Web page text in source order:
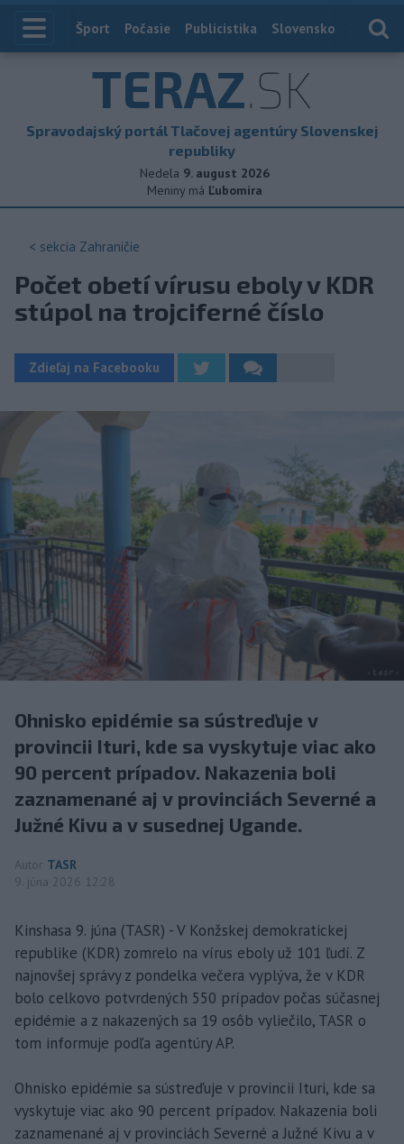
Index
Šport Počasie Publicistika Slovensko
TERAZ.SK
Spravodajský portál Tlačovej agentúry Slovenskej
republiky
Nedela 9. august 2026
Meniny má Ľubomíra
< sekcia Zahraničie
Počet obetí vírusu eboly v KDR
stúpol na trojciferné číslo
Zdieľaj na Facebooku
Ohnisko epidémie sa sústreďuje v
provincii Ituri, kde sa vyskytuje viac ako
90 percent prípadov. Nakazenia boli
zaznamenané aj v provinciách Severné a
Južné Kivu a v susednej Ugande.
Autor TASR
9. júna 2026 12:28
Kinshasa 9. júna (TASR) - V Konžskej demokratickej
republike (KDR) zomrelo na vírus eboly už 101 ľudí. Z
najnovšej správy z pondelka večera vyplýva, že v KDR
bolo celkovo potvrdených 550 prípadov počas súčasnej
epidémie a z nakazených sa 19 osôb vyliečilo, TASR o
tom informuje podľa agentúry AP.
Ohnisko epidémie sa sústreďuje v provincii Ituri, kde sa
vyskytuje viac ako 90 percent prípadov. Nakazenia boli
zaznamenané aj v provinciách Severné a Južné Kivu a v